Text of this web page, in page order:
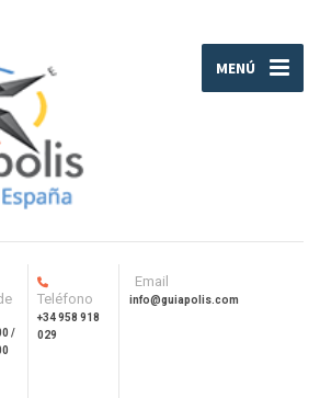
MENÚ
/
Teléfono
+34 958 918
029
Email
info@guiapolis.com